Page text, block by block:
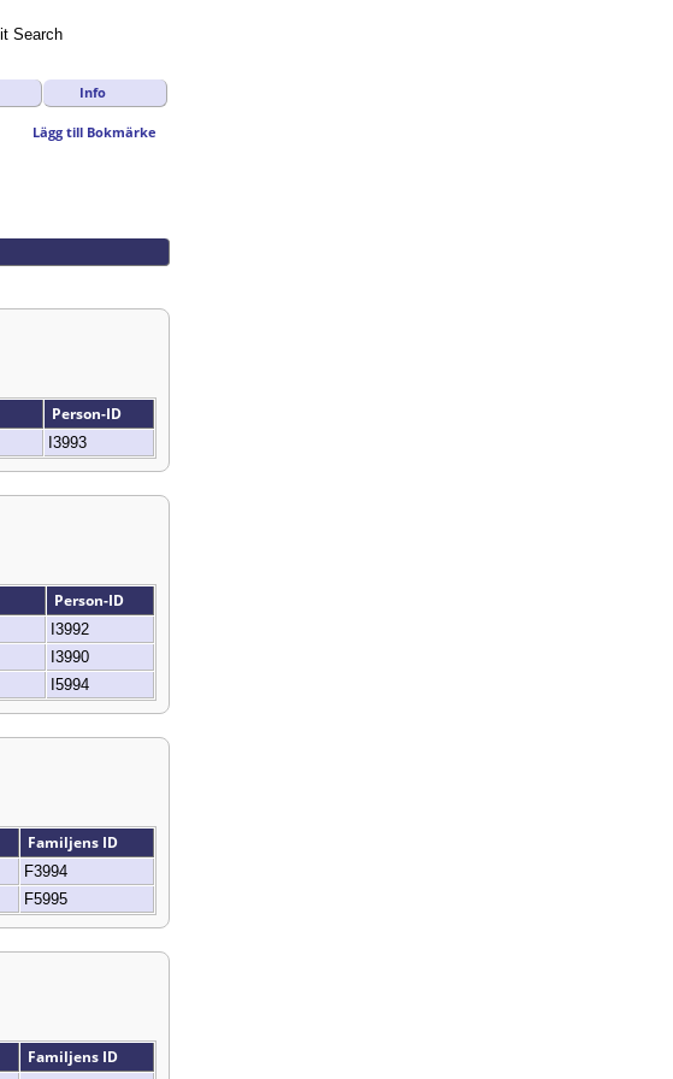
Info
Lägg till Bokmärke
Person-ID
I3993
Person-ID
I3992
I3990
I5994
Familjens ID
F3994
F5995
Familjens ID